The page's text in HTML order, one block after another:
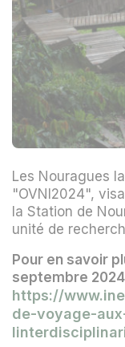
Les Nouragues
"OVNI2024",
la Station de
unité de
Pour en savoir
septembre 2024
https://
de-voyage-